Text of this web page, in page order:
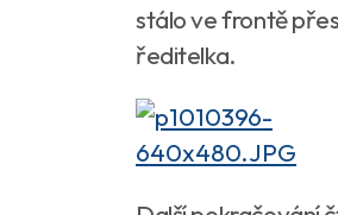
stálo ve frontě
ředitelka.